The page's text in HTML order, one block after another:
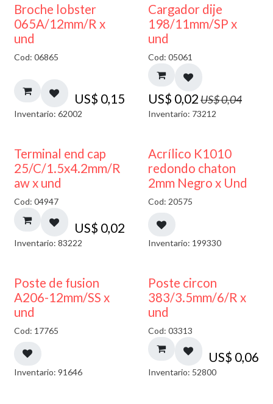
Broche lobster
065A/12mm/R x
und
Cod: 06865
US$ 0,15
Inventario: 62002
50% DESCUENTO
Cargador dije
198/11mm/SP x
und
Cod: 05061
US$ 0,02US$0,04
Inventario: 73212
Terminal end cap
25/C/1.5x4.2mm/R
aw x und
Cod: 04947
US$ 0,02
Inventario: 83222
50% DESCUENTO
Acrílico K1010
redondo chaton
2mm Negro x Und
Cod: 20575
Inventario: 199330
Poste de fusion
A206-12mm/SS x
und
Cod: 17765
Inventario: 91646
Poste circon
383/3.5mm/6/R x
und
Cod: 03313
US$ 0,06
Inventario: 52800